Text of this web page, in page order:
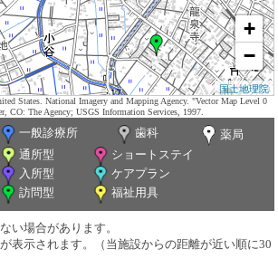
+
−
国土地理院
States. National Imagery and Mapping Agency. "Vector Map Level 0
CO: The Agency; USGS Information Services, 1997.
一般診療所 歯科
薬局
通所型
ショートステイ
入所型
ケアプラン
訪問型
福祉用具
い場合があります。
表示されます。（当施設からの距離が近い順に30